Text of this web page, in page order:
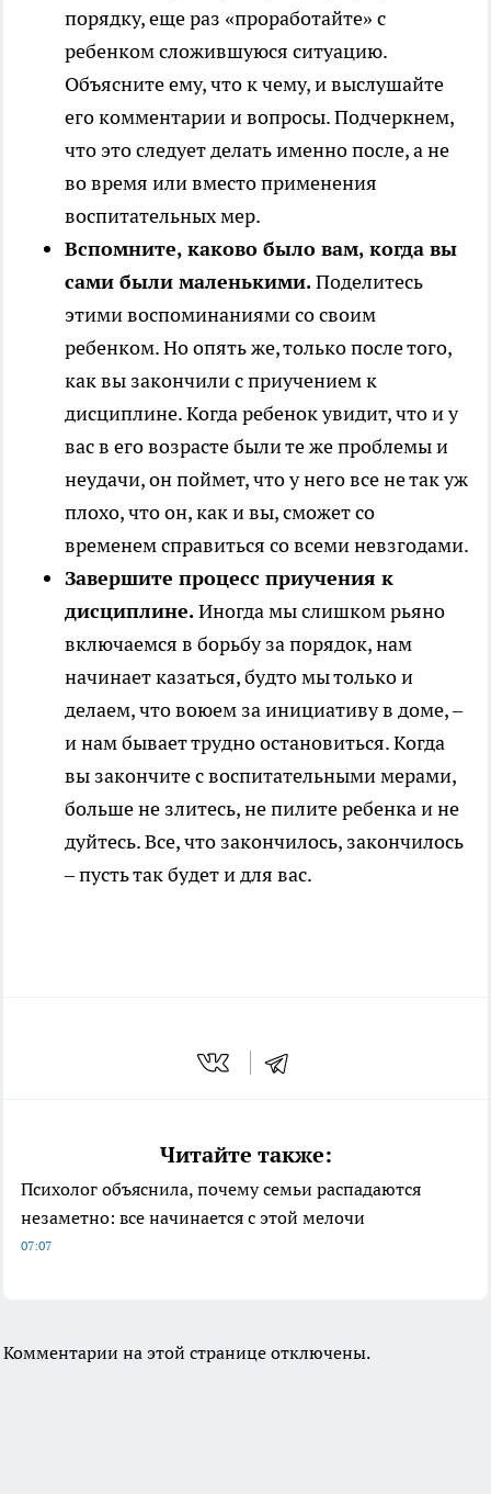
порядку, еще раз «проработайте» с
ребенком сложившуюся ситуацию.
Объясните ему, что к чему, и выслушайте
его комментарии и вопросы. Подчеркнем,
что это следует делать именно после, а не
во время или вместо применения
воспитательных мер.
Вспомните, каково было вам, когда вы
сами были маленькими.Поделитесь
этими воспоминаниями со своим
ребенком. Но опять же, только после того,
как вы закончили с приучением к
дисциплине. Когда ребенок увидит, что и у
вас в его возрасте были те же проблемы и
неудачи, он поймет, что у него все не так уж
плохо, что он, как и вы, сможет со
временем справиться со всеми невзгодами.
Завершите процесс приучения к
дисциплине.Иногда мы слишком рьяно
включаемся в борьбу за порядок, нам
начинает казаться, будто мы только и
делаем, что воюем за инициативу в доме, –
и нам бывает трудно остановиться. Когда
вы закончите с воспитательными мерами,
больше не злитесь, не пилите ребенка и не
дуйтесь. Все, что закончилось, закончилось
– пусть так будет и для вас.
Читайте также:
Психолог объяснила, почему семьи распадаются
незаметно: все начинается с этой мелочи
07:07
Комментарии на этой странице отключены.